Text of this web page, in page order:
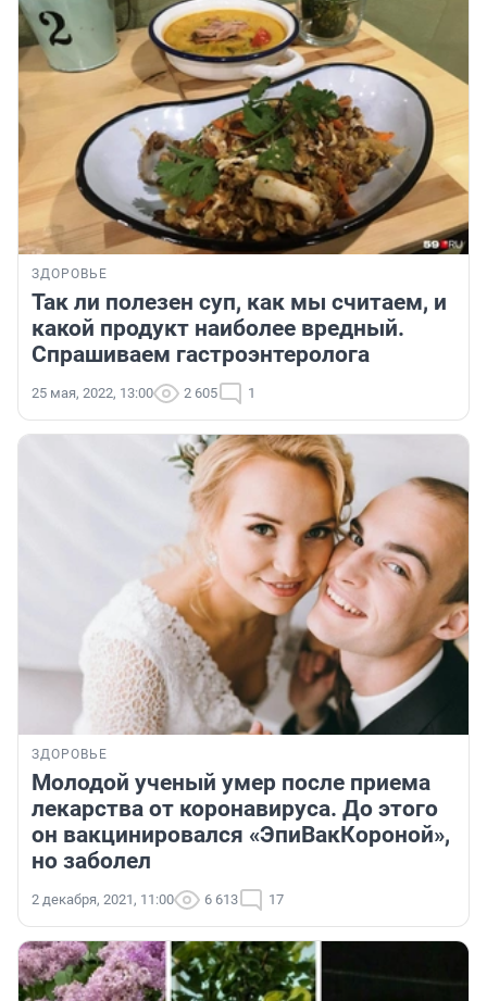
ЗДОРОВЬЕ
Так ли полезен суп, как мы считаем, и
какой продукт наиболее вредный.
Спрашиваем гастроэнтеролога
25 мая, 2022, 13:00 2 605 1
ЗДОРОВЬЕ
Молодой ученый умер после приема
лекарства от коронавируса. До этого
он вакцинировался «ЭпиВакКороной»,
но заболел
2 декабря, 2021, 11:00 6 613 17